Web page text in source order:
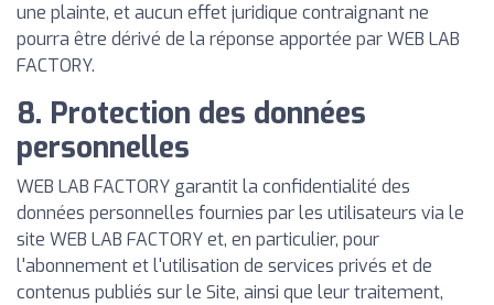
une plainte, et aucun effet juridique contraignant ne
pourra être dérivé de la réponse apportée par WEB LAB
FACTORY.
8. Protection des données
personnelles
WEB LAB FACTORY garantit la confidentialité des
données personnelles fournies par les utilisateurs via le
site WEB LAB FACTORY et, en particulier, pour
l'abonnement et l'utilisation de services privés et de
contenus publiés sur le Site, ainsi que leur traitement,